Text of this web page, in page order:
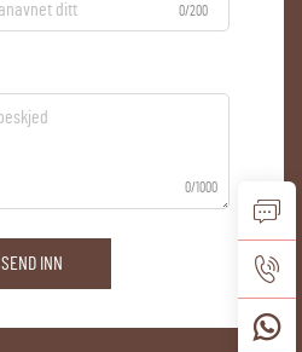
0/200
0/1000
SEND INN